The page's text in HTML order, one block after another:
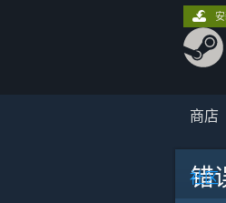
商店
社区
错